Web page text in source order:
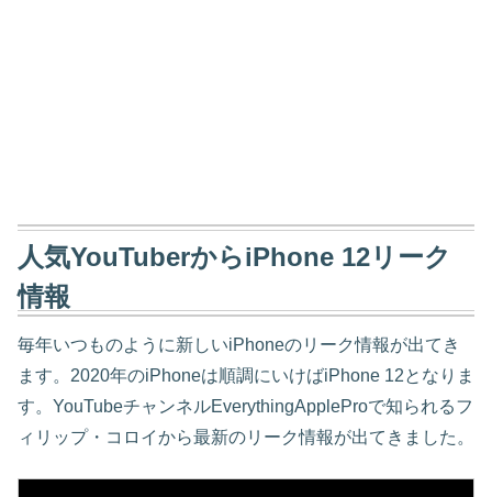
人気YouTuberからiPhone 12リーク
情報
毎年いつものように新しいiPhoneのリーク情報が出てき
ます。2020年のiPhoneは順調にいけばiPhone 12となりま
す。YouTubeチャンネルEverythingAppleProで知られるフ
ィリップ・コロイから最新のリーク情報が出てきました。